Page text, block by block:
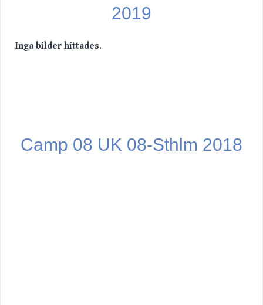
2019
Inga bilder hittades.
Camp 08 UK 08-Sthlm 2018